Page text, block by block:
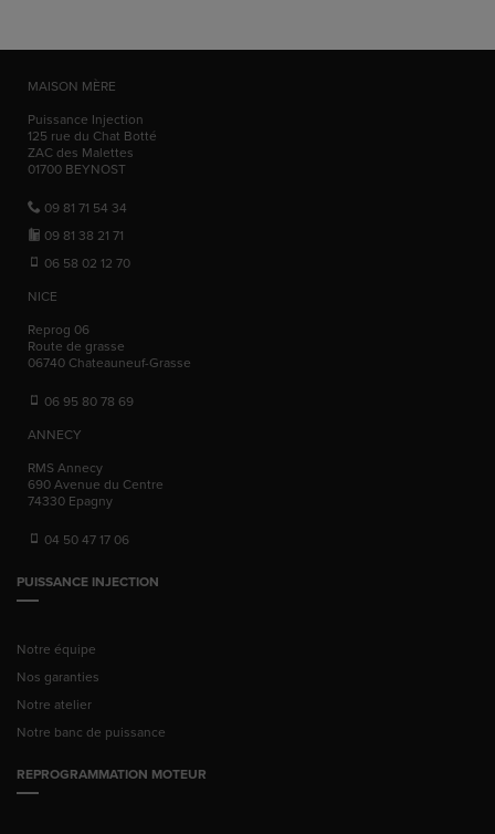
MAISON MÈRE
Puissance Injection
125 rue du Chat Botté
ZAC des Malettes
01700 BEYNOST
09 81 71 54 34
09 81 38 21 71
06 58 02 12 70
NICE
Reprog 06
Route de grasse
06740 Chateauneuf-Grasse
06 95 80 78 69
ANNECY
RMS Annecy
690 Avenue du Centre
74330 Epagny
04 50 47 17 06
PUISSANCE INJECTION
Notre équipe
Nos garanties
Notre atelier
Notre banc de puissance
REPROGRAMMATION MOTEUR